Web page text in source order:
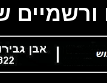
של